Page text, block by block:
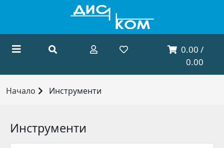
0.00 /
0.00
Начало Инструменти
Инструменти